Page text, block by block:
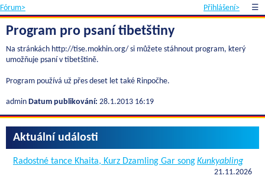
Fórum> Přihlášení> ☰
Program pro psaní tibetštiny
Na stránkách http://tise.mokhin.org/ si můžete stáhnout program, který
umožňuje psaní v tibetštině.
Program používá už přes deset let také Rinpočhe.
admin Datum publikování: 28.1.2013 16:19
Aktuální události
Radostné tance Khaita, Kurz Dzamling Gar songKunkyabling
21.11.2026